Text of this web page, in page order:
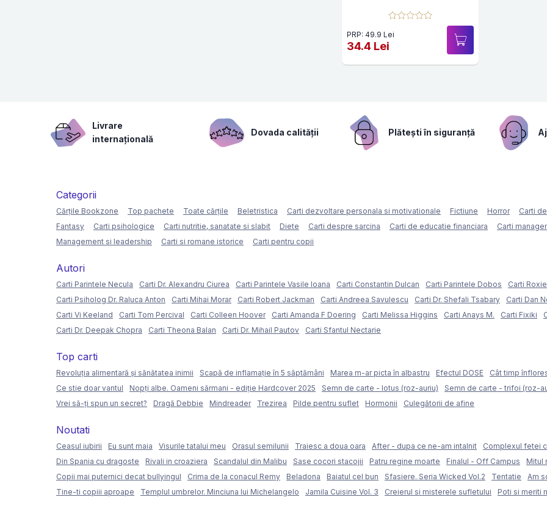
PRP: 49.9 Lei
34.4 Lei
Livrare
internațională
Dovada calității Plătești în siguranță
Categorii
Cărțile Bookzone Top pachete Toate cărțile Beletristica Carti dezvoltare personala si motivationale Fictiune Horror
Carti
Fantasy
Carti psihologice Carti nutritie, sanatate si slabit Diete Carti despre sarcina Carti de educatie financiara
Carti
Management si leadership
Carti si romane istorice Carti pentru copii
Autori
Carti Parintele Necula Carti Dr. Alexandru Ciurea Carti Parintele Vasile Ioana Carti Constantin Dulcan Carti Parintele Dobos
Carti
Carti Psiholog Dr. Raluca Anton
Carti Mihai Morar Carti Robert Jackman Carti Andreea Savulescu Carti Dr. Shefali Tsabary
Carti Dan
Carti Vi Keeland
Carti Tom Percival Carti Colleen Hoover Carti Amanda F Doering Carti Melissa Higgins Carti Anays M. Carti Fixiki
Carti Dr. Deepak Chopra
Carti Theona Balan Carti Dr. Mihail Pautov Carti Sfantul Nectarie
Top carti
Revoluția alimentară și sănătatea inimii Scapă de inflamație în 5 săptămâni Marea m-ar picta în albastru Efectul DOSE
Cât timp
Ce stie doar vantul
Nopți albe. Oameni sărmani - ediție Hardcover 2025 Semn de carte - lotus (roz-auriu)
Semn de carte - trifoi (roz-
Vrei să-ți spun un secret?
Dragă Debbie Mindreader Trezirea Pilde pentru suflet Hormonii Culegătorii de afine
Noutati
Ceasul iubirii Eu sunt maia Visurile tatalui meu Orasul semilunii Traiesc a doua oara After - dupa ce ne-am intalnit
Complexul fetei
Din Spania cu dragoste
Rivali in croaziera Scandalul din Malibu Sase cocori stacojii Patru regine moarte Finalul - Off Campus
Mitul
Copii mai puternici decat bullyingul
Crima de la conacul Remy Beladona Baiatul cel bun Sfasiere. Seria Wicked Vol.2 Tentatie
Am
Tine-ti copiii aproape
Templul umbrelor. Minciuna lui Michelangelo Jamila Cuisine Vol. 3 Creierul si misterele sufletului Poti si meriti